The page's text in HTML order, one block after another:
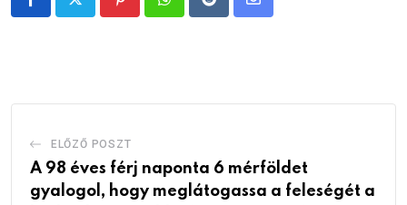
PinterestWhatsappRedditShare
ELŐZŐ POSZT
A 98 éves férj naponta 6 mérföldet
gyalogol, hogy meglátogassa a feleségét a